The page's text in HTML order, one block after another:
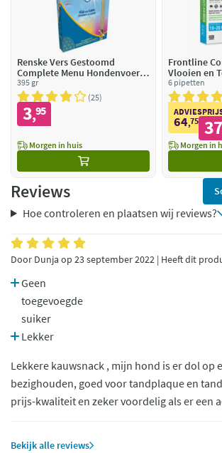
Renske Vers Gestoomd
Complete Menu Hondenvoer
Nat Kip - Lam
395 gr
25
3,95
Morgen in huis
Frontline
Vlooien en
Hond 10 - 20
6 pipetten
64,75 37
Morgen in
Reviews
Hoe controleren en plaatsen wij reviews?
Door Dunja op 23 september 2022 | Heeft dit
Geen
toegevoegde
suiker
Lekker
Lekkere kauwsnack , mijn hond is er dol op
bezighouden, goed voor tandplaque en
prijs-kwaliteit en zeker voordelig als er een
Bekijk alle reviews